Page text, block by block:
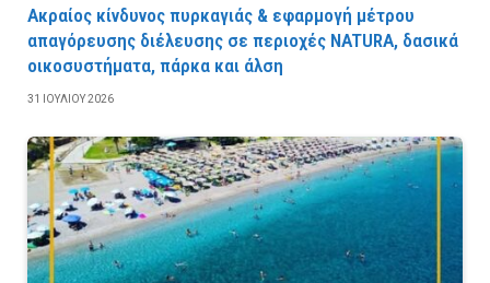
Ακραίος κίνδυνος πυρκαγιάς & εφαρμογή μέτρου
απαγόρευσης διέλευσης σε περιοχές NATURA, δασικά
οικοσυστήματα, πάρκα και άλση
31 ΙΟΥΛΊΟΥ 2026